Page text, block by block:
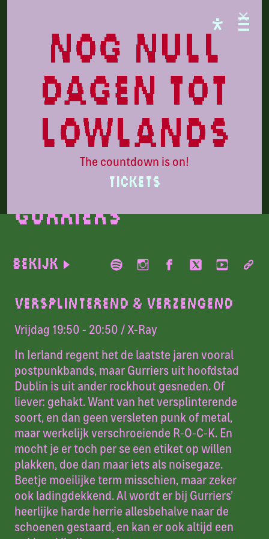
nog null
dagen tot
lowlands
The countdown is on!
TICKETS
Beeld door: Hunter Long
Gurriers
Bekijk
VERSPLINTEREND & VERZENGEND
Vrijdag 19:50 - 20:50 / X-Ray
In Ierland regent het de laatste jaren vooral
postpunkbands, maar Gurriers uit hoofdstad
Dublin is uit ander rockhout gesneden. Of
liever: gehakt. Want van het versplinterende
soort, en dan geen versleten punk of metal,
maar werkelijk verschroeiende R-O-C-K. En
mocht je er toch per se een etiket op willen
plakken, doe dan maar iets als noisegaze.
Beetje moeilijke term misschien, maar zeker
ook ladingdekkend. Al wordt er bij Gurriers’
heerlijke harde herrie allesbehalve naar de
schoenen gestaard, en kan er ook altijd een